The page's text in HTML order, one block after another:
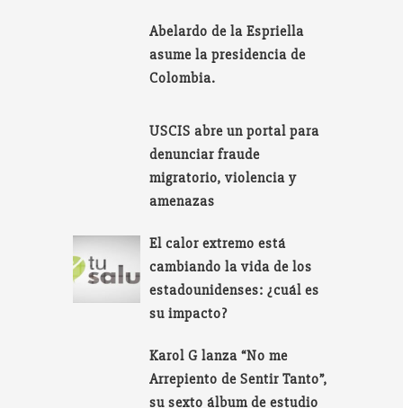
Abelardo de la Espriella
asume la presidencia de
Colombia.
USCIS abre un portal para
denunciar fraude
migratorio, violencia y
amenazas
El calor extremo está
cambiando la vida de los
estadounidenses: ¿cuál es
su impacto?
Karol G lanza “No me
Arrepiento de Sentir Tanto”,
su sexto álbum de estudio